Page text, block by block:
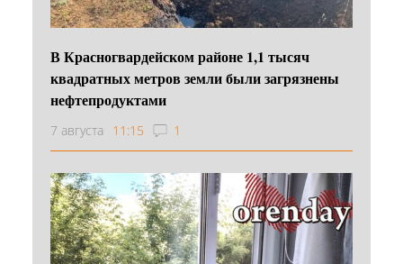
В Красногвардейском районе 1,1 тысяч
квадратных метров земли были загрязнены
нефтепродуктами
7 августа 11:15 1